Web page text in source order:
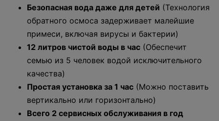
Безопасная вода даже для детей (Технология
обратного осмоса задерживает малейшие
примеси, включая вирусы и бактерии)
12 литров чистой воды в час (Обеспечит
семью из 5 человек водой исключительного
качества)
Простая установка за 1 час (Можно поставить
вертикально или горизонтально)
Всего 2 сервисных обслуживания в год